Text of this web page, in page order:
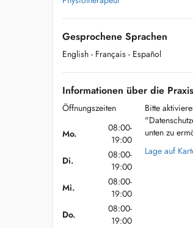
Gesprochene Sprachen
English - Français - Español
Informationen über die Praxis
Öffnungszeiten
Mo.
08:00-
19:00
Di.
08:00-
19:00
Mi.
08:00-
19:00
Do.
08:00-
19:00
Bitte
unten zu
Lage auf